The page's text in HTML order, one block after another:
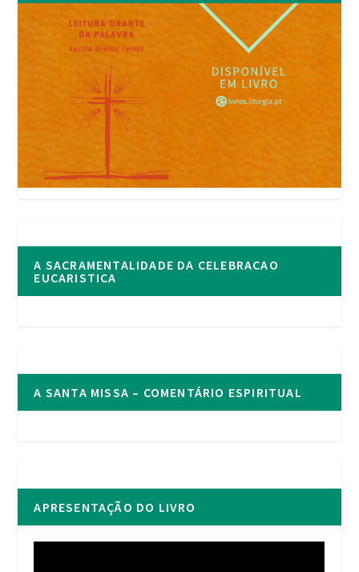
A SACRAMENTALIDADE DA CELEBRACAO
EUCARISTICA
A SANTA MISSA – COMENTÁRIO ESPIRITUAL
APRESENTAÇÃO DO LIVRO